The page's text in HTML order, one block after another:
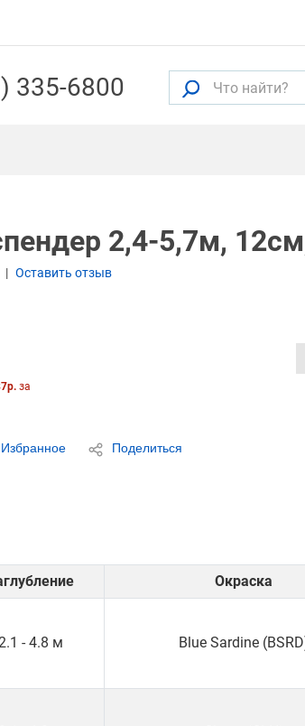
335-6800
2,4-5,7м,
Оставить отзыв
за
Избранное Поделиться
Окраска
- 4.8 м Blue Sardine